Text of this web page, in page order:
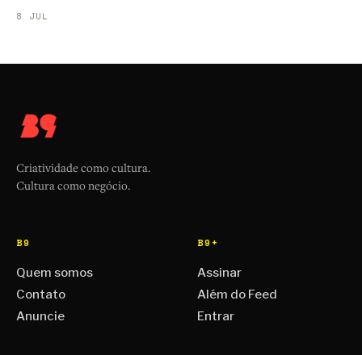
8 JUL
Criatividade como cultura.
Cultura como negócio.
B9
Quem somos
Contato
Anuncie
B9+
Assinar
Além do Feed
Entrar